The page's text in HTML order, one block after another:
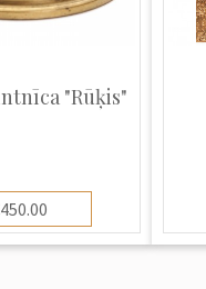
"Rūķis"